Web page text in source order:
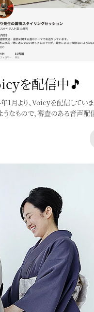
を配信中🎵
1月より、Voicyを配信してい
うなもので、審査のある音声配
は違った角度でnoteを書いて